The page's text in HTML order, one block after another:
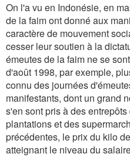
On l'a vu en Indonésie, en
de la faim ont donné aux
caractère de mouvement
cesser leur soutien à la
émeutes de la faim ne se
d'août 1998, par exemple,
connu des journées
manifestants, dont un grand
s'en sont pris à des
plantations et des
précédentes, le prix du kilo
atteignant le niveau du